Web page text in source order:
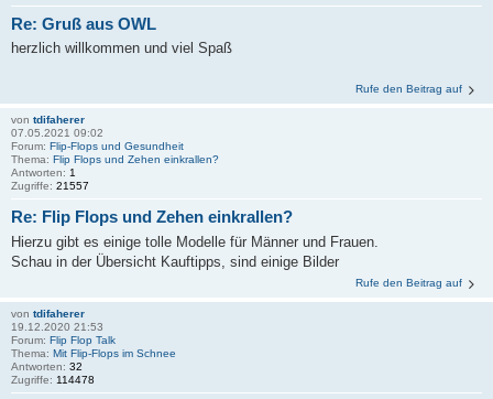
Re: Gruß aus OWL
herzlich willkommen und viel Spaß
Rufe den Beitrag auf
von tdifaherer
07.05.2021 09:02
Forum: Flip-Flops und Gesundheit
Thema: Flip Flops und Zehen einkrallen?
Antworten: 1
Zugriffe: 21557
Re: Flip Flops und Zehen einkrallen?
Hierzu gibt es einige tolle Modelle für Männer und Frauen.
Schau in der Übersicht Kauftipps, sind einige Bilder
Rufe den Beitrag auf
von tdifaherer
19.12.2020 21:53
Forum: Flip Flop Talk
Thema: Mit Flip-Flops im Schnee
Antworten: 32
Zugriffe: 114478